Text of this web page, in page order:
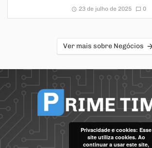
23 de julho de 2025 0
Ver mais sobre Negócios
Privacidade e cookies: Esse
site utiliza cookies. Ao
continuar a usar este site,